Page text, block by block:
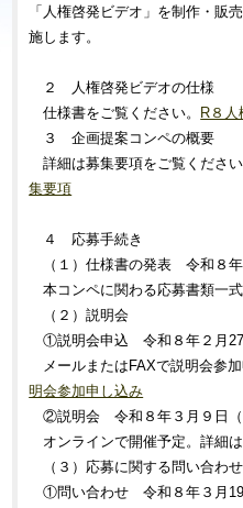
「人権啓発ビデオ」を制作・販
施します。
２ 人権啓発ビデオの仕様
仕様書をご覧ください。
R８
３ 企画提案コンペの概要
詳細は募集要項をご覧くださ
集要項
４ 応募手続き
（１）仕様書の発表 令和８年
本コンペに関わる応募書類一
（２）説明会
①説明会申込 令和８年２月27
メールまたはFAXで説明会参
明会参加申し込み
②説明会 令和８年３月９日（
オンラインで開催予定。詳細
（３）応募に関する問い合わせ
①問い合わせ 令和８年３月19